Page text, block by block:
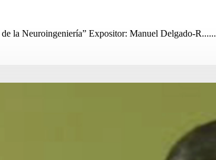
de la Neuroingeniería” Expositor: Manuel Delgado-R......